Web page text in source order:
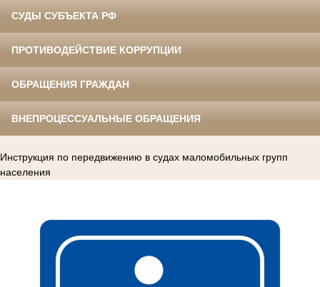
СУДЫ СУБЪЕКТА РФ
ПРОТИВОДЕЙСТВИЕ КОРРУПЦИИ
ОБРАЩЕНИЯ ГРАЖДАН
ВНЕПРОЦЕССУАЛЬНЫЕ ОБРАЩЕНИЯ
Инструкция по передвижению в судах маломобильных групп
населения